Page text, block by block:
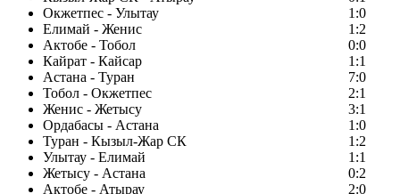
Окжетпес - Улытау
1:0
Елимай - Женис
1:2
Актобе - Тобол
0:0
Кайрат - Кайсар
1:1
Астана - Туран
7:0
Тобол - Окжетпес
2:1
Женис - Жетысу
3:1
Ордабасы - Астана
1:0
Туран - Кызыл-Жар СК
1:2
Улытау - Елимай
1:1
Жетысу - Астана
0:2
Актобе - Атырау
2:0